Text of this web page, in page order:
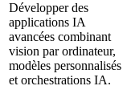
Développer des
applications IA
avancées combinant
vision par ordinateur,
modèles personnalisés
et orchestrations IA.